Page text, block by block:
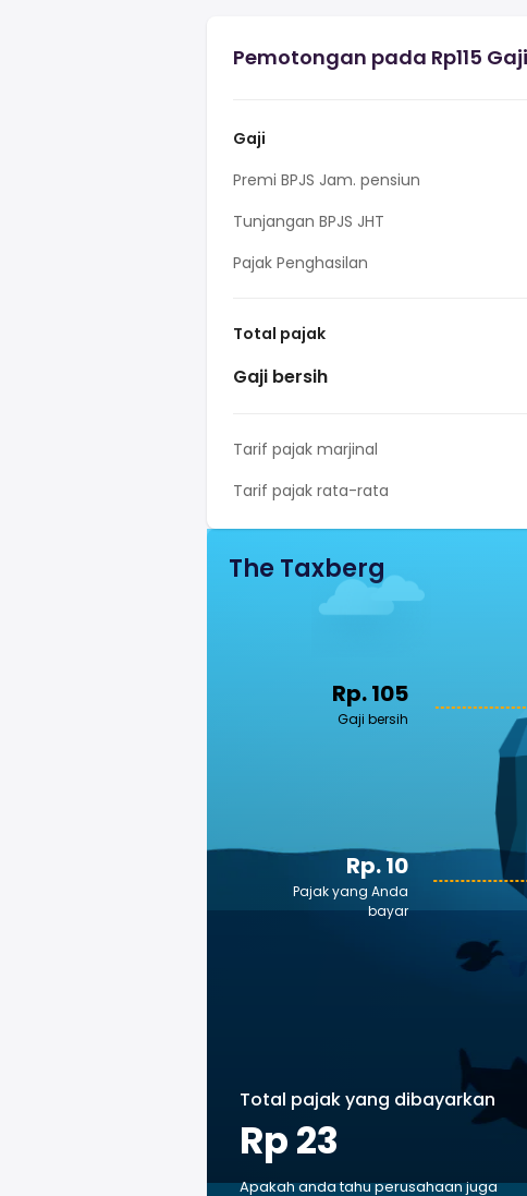
Pemotongan pada Rp115
Gaji
Premi BPJS Jam. pensiun
Tunjangan BPJS JHT
Pajak Penghasilan
Total pajak
Gaji bersih
Tarif pajak marjinal
Tarif pajak rata-rata
The Taxberg
Rp. 105
Gaji bersih
Rp. 10
Pajak yang Anda
bayar
Total pajak yang dibayarkan
Rp 23
Apakah anda tahu perusahaan juga